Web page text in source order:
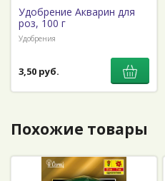
Удобрение Акварин для
роз, 100 г
Удобрения
3,50 руб.
Похожие товары